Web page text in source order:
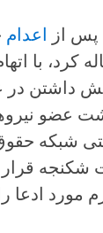
پس از اعدام
افزایش یافته است. این
داشتن در
شبکه
شکنجه قرار
ادعا را